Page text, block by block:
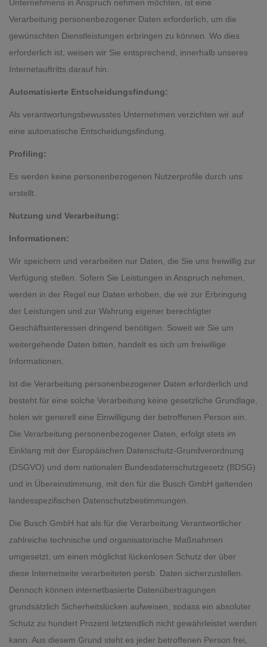
Unternehmens in Anspruch nehmen möchten, ist eine
Verarbeitung personenbezogener Daten erforderlich, um die
gewünschten Dienstleistungen erbringen zu können. Wo dies
erforderlich ist, weisen wir Sie entsprechend, innerhalb unseres
Internetauftritts darauf hin.
Automatisierte Entscheidungsfindung:
Als verantwortungsbewusstes Unternehmen verzichten wir auf
eine automatische Entscheidungsfindung.
Profiling:
Es werden keine personenbezogenen Nutzerprofile durch uns
erstellt.
Nutzung und Verarbeitung:
Informationen:
Wir speichern und verarbeiten nur Daten, die Sie uns freiwillig zur
Verfügung stellen. Sofern Sie Leistungen in Anspruch nehmen,
werden in der Regel nur Daten erhoben, die wir zur Erbringung
der Leistungen und zur Wahrung eigener berechtigter
Geschäftsinteressen dringend benötigen. Soweit wir Sie um
weitergehende Daten bitten, handelt es sich um freiwillige
Informationen.
Ist die Verarbeitung personenbezogener Daten erforderlich und
besteht für eine solche Verarbeitung keine gesetzliche Grundlage,
holen wir generell eine Einwilligung der betroffenen Person ein.
Die Verarbeitung personenbezogener Daten, erfolgt stets im
Einklang mit der Europäischen Datenschutz-Grundverordnung
(DSGVO) und dem nationalen Bundesdatenschutzgesetz (BDSG)
und in Übereinstimmung, mit den für die Busch GmbH geltenden
landesspezifischen Datenschutzbestimmungen.
Die Busch GmbH hat als für die Verarbeitung Verantwortlicher
zahlreiche technische und organisatorische Maßnahmen
umgesetzt, um einen möglichst lückenlosen Schutz der über
diese Internetseite verarbeiteten persb. Daten sicherzustellen.
Dennoch können internetbasierte Datenübertragungen
grundsätzlich Sicherheitslücken aufweisen, sodass ein absoluter
Schutz zu hundert Prozent letztendlich nicht gewährleistet werden
kann. Aus diesem Grund steht es jeder betroffenen Person frei,